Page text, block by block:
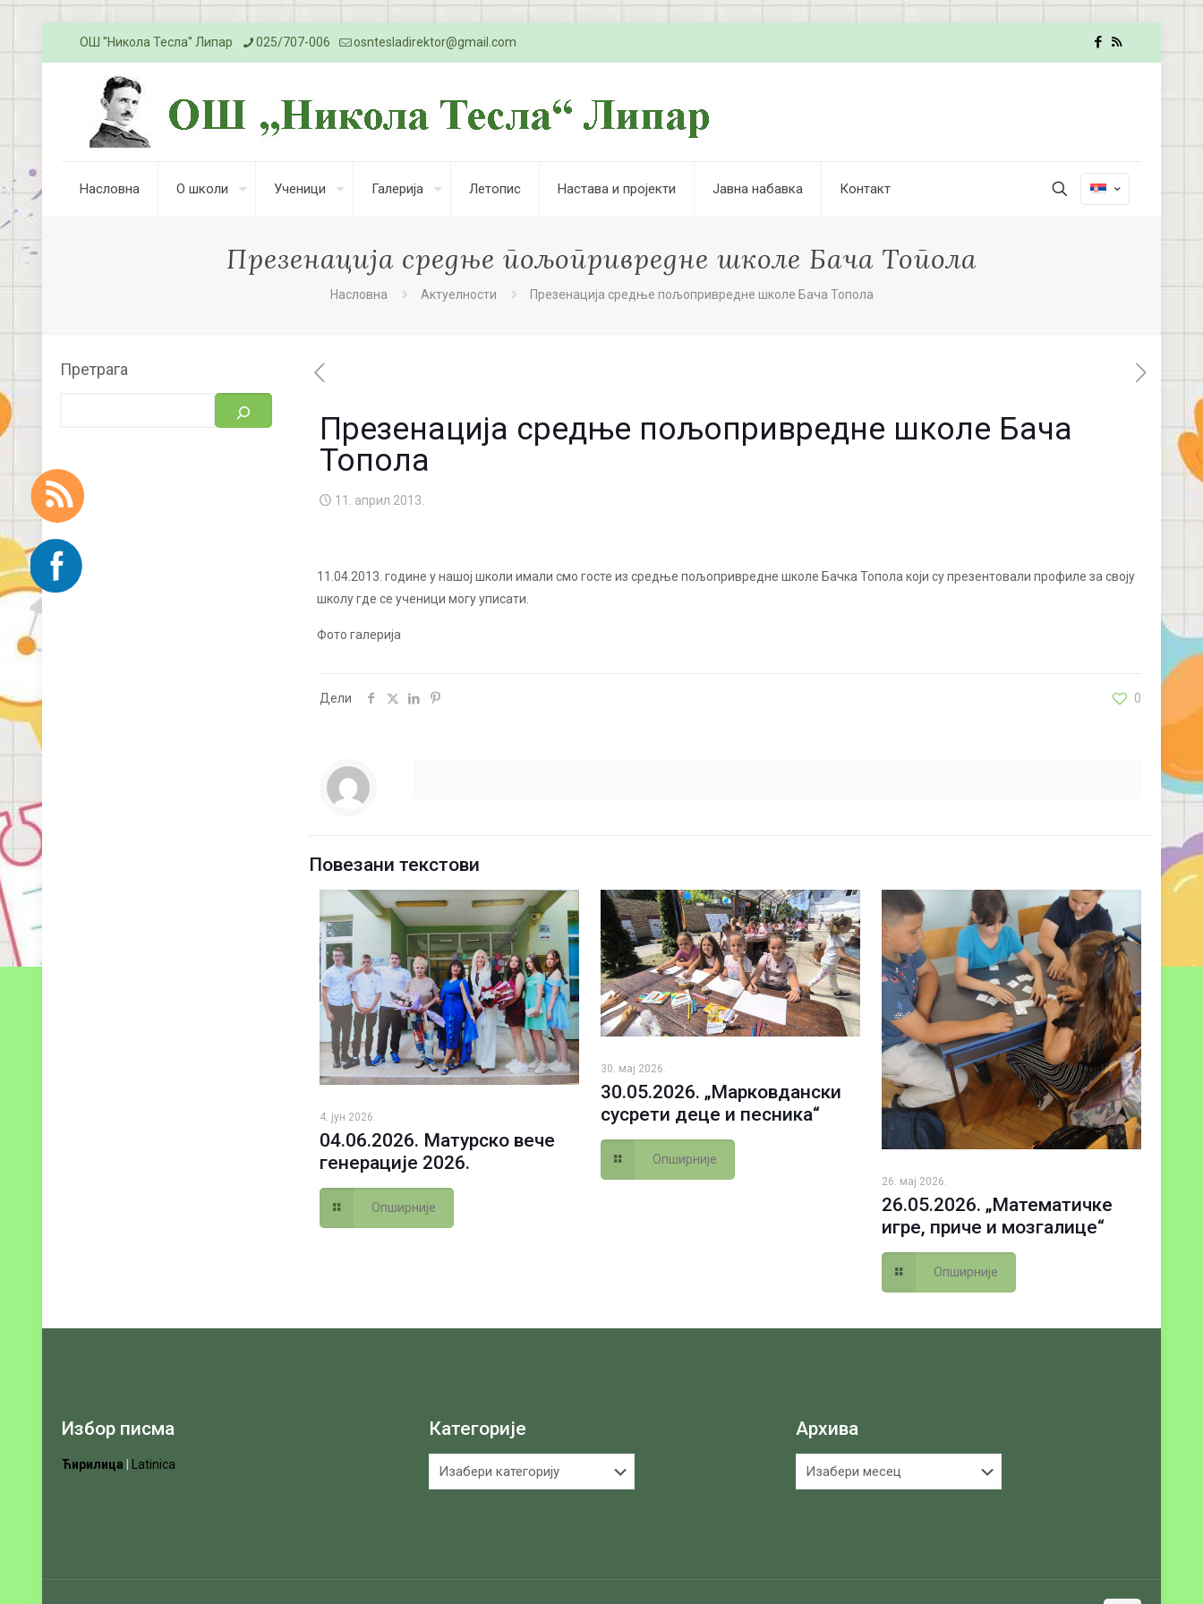
ОШ ''Никола Тесла'' Липар 025/707-006 osntesladirektor@gmail.com
Насловна О школи Ученици Галерија Летопис Настава и пројекти Јавна набавка Контакт
Презенација средње пољопривредне школе Бача Топола
Насловна Актуелности Презенација средње пољопривредне школе Бача Топола
Презенација средње пољопривредне школе Бача
Топола
11. април 2013.
11.04.2013. године у нашој школи имали смо госте из средње пољопривредне школе Бачка Топола који су презентовали профиле за своју
школу где се ученици могу уписати.
Фото галерија
Дели 0
Повезани текстови
4. јун 2026.
04.06.2026. Матурско вече
генерације 2026.
Опширније
30. мај 2026.
30.05.2026. „Марковдански
сусрети деце и песника“
Опширније
26. мај 2026.
26.05.2026. „Математичке
игре, приче и мозгалице“
Опширније
Претрага
Избор писма
Ћирилица Latinica
Категорије
Категорије
Архива
Архива